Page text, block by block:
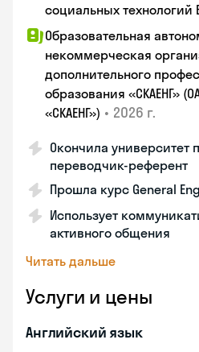
социальных технологий
Образовательная
некоммерческая
дополнительного
образования «СКАЕНГ»
«СКАЕНГ») • 2026 г.
Окончила университет
переводчик-референт
Прошла курс General
Использует
активного общения
Читать дальше
Услуги и цены
Английский язык